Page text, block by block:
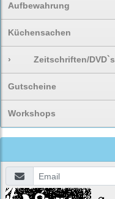
Aufbewahrung
Küchensachen
› Zeitschriften/DVD`s
Gutscheine
Workshops